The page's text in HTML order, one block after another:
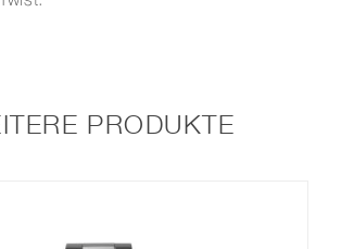
PRODUKTE